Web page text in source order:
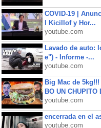
COVID-19 |
l Kicillof y Hor...
youtube.com
Lavado de auto:
e") - Informe -...
youtube.com
Big Mac de
BO UN CHUPITO
youtube.com
encerrada en el
youtube.com